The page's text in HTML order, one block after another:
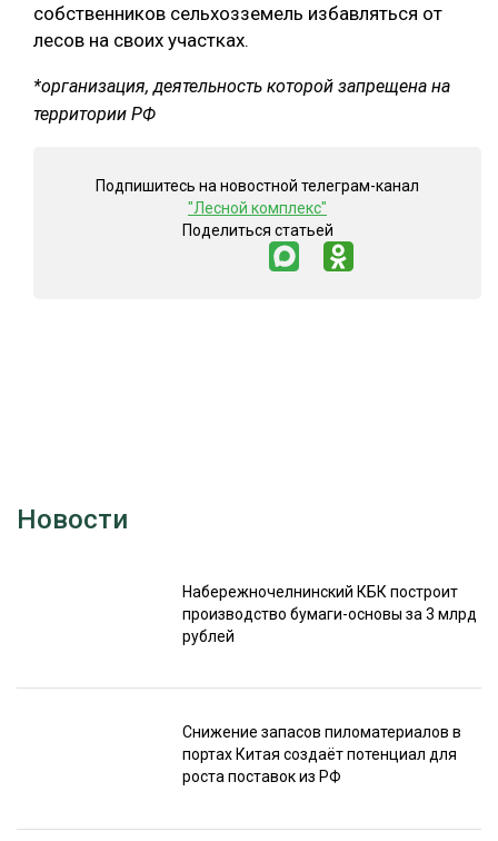
собственников сельхозземель избавляться от
лесов на своих участках.
*организация, деятельность которой запрещена на
территории РФ
Подпишитесь на новостной телеграм-канал
"Лесной комплекс"
Поделиться статьей
Новости
Набережночелнинский КБК построит
производство бумаги-основы за 3 млрд
рублей
Снижение запасов пиломатериалов в
портах Китая создаёт потенциал для
роста поставок из РФ